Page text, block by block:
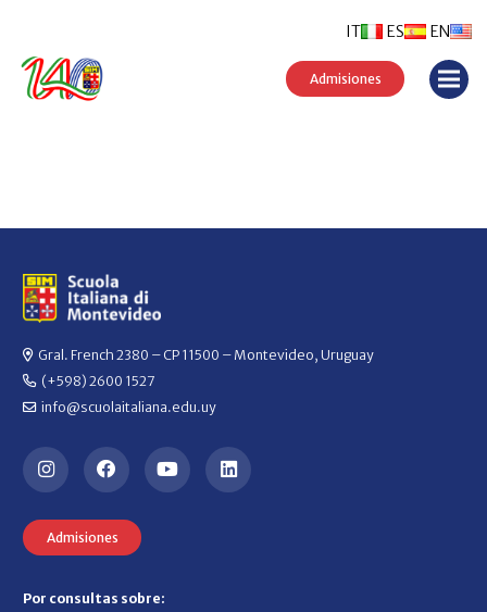
ES EN
IT
Admisiones
Gral. French 2380 – CP 11500 – Montevideo, Uruguay
(+598) 2600 1527
info@scuolaitaliana.edu.uy
Admisiones
Por consultas sobre: